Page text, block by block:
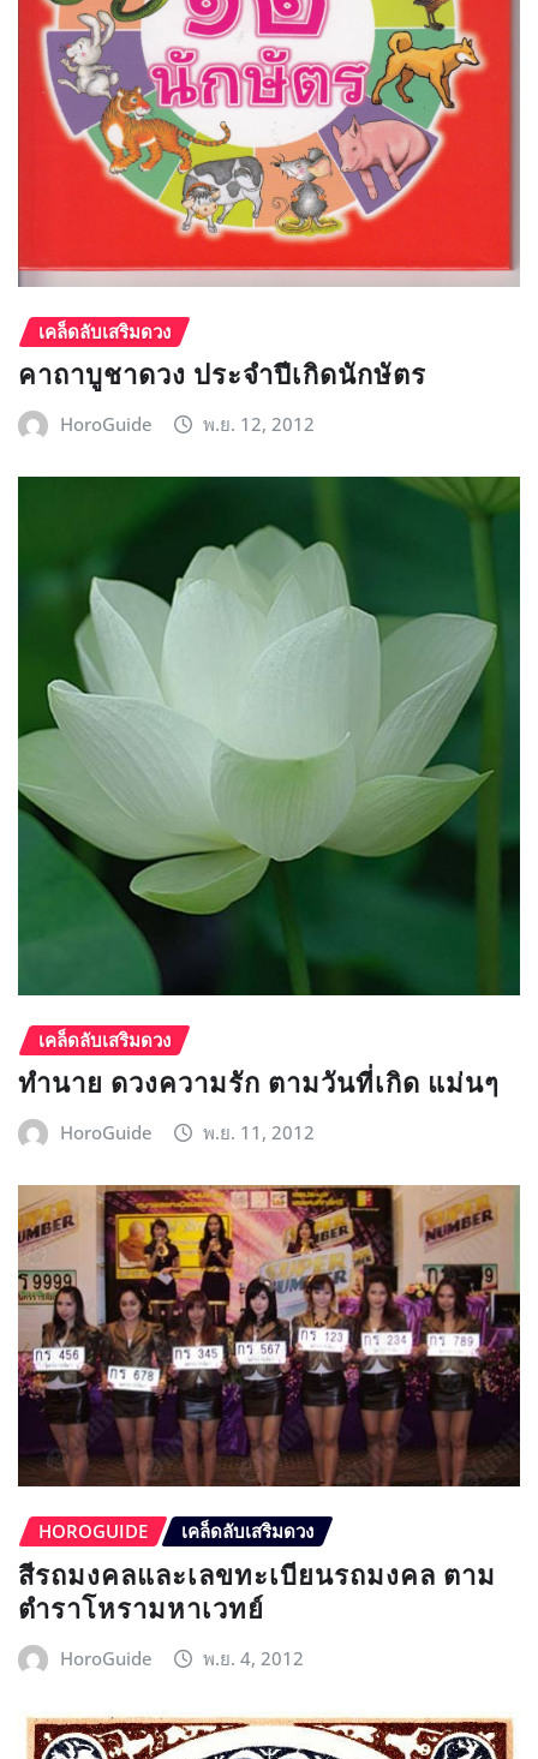
เคล็ดลับเสริมดวง
คาถาบูชาดวง ประจำปีเกิดนักษัตร
HoroGuide พ.ย. 12, 2012
เคล็ดลับเสริมดวง
ทำนาย ดวงความรัก ตามวันที่เกิด แม่นๆ
HoroGuide พ.ย. 11, 2012
HOROGUIDE เคล็ดลับเสริมดวง
สีรถมงคลและเลขทะเบียนรถมงคล ตาม
ตำราโหรามหาเวทย์
HoroGuide พ.ย. 4, 2012